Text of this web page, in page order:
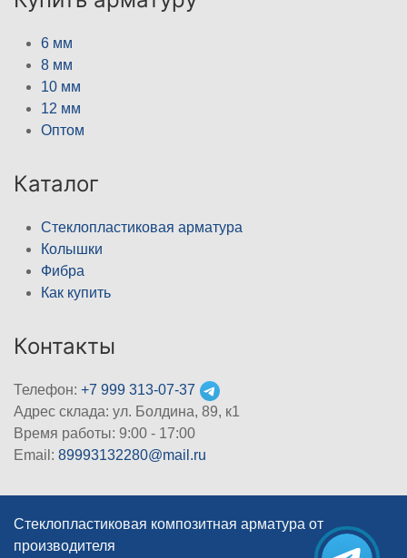
6 мм
8 мм
10 мм
12 мм
Оптом
Каталог
Стеклопластиковая арматура
Колышки
Фибра
Как купить
Контакты
Телефон: +7 999 313-07-37
Адрес склада: ул. Болдина, 89, к1
Время работы: 9:00 - 17:00
Email: 89993132280@mail.ru
Стеклопластиковая композитная арматура от
производителя